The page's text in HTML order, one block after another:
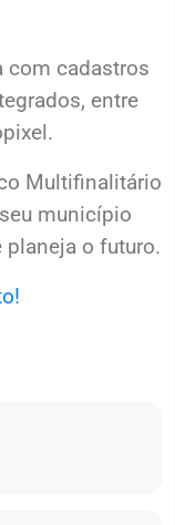
com cadastros
entre
Multifinalitário
município
planeja o futuro.